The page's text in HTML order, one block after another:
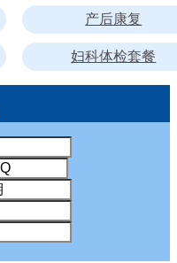
产后康复
妇科体检套餐